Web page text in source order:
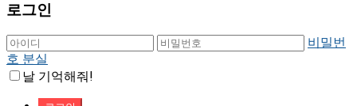
로그인
비밀번
호 분실
날 기억해줘!